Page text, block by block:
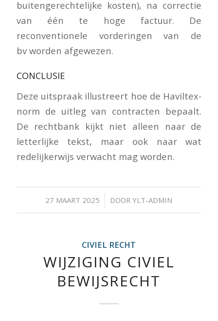
buitengerechtelijke kosten), na correctie
van één te hoge factuur. De
reconventionele vorderingen van de
bv worden afgewezen.
CONCLUSIE
Deze uitspraak illustreert hoe de Haviltex-
norm de uitleg van contracten bepaalt.
De rechtbank kijkt niet alleen naar de
letterlijke tekst, maar ook naar wat
redelijkerwijs verwacht mag worden.
27 MAART 2025
/ DOORYLT-ADMIN
CIVIEL RECHT
WIJZIGING CIVIEL
BEWIJSRECHT